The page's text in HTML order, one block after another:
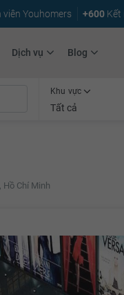
viên Youhomers +600 Kết
Dịch vụ Blog
Khu vực
Tất cả
Hồ Chí Minh